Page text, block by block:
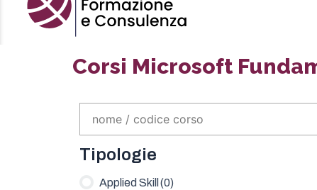
Corsi Microsoft
Tipologie
Applied Skill (0)